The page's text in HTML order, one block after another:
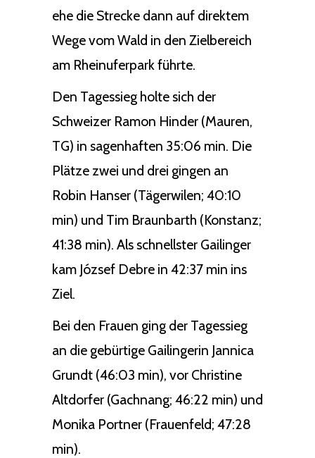
ehe die Strecke dann auf direktem
Wege vom Wald in den Zielbereich
am Rheinuferpark führte.
Den Tagessieg holte sich der
Schweizer Ramon Hinder (Mauren,
TG) in sagenhaften 35:06 min. Die
Plätze zwei und drei gingen an
Robin Hanser (Tägerwilen; 40:10
min) und Tim Braunbarth (Konstanz;
41:38 min). Als schnellster Gailinger
kam József Debre in 42:37 min ins
Ziel.
Bei den Frauen ging der Tagessieg
an die gebürtige Gailingerin Jannica
Grundt (46:03 min), vor Christine
Altdorfer (Gachnang; 46:22 min) und
Monika Portner (Frauenfeld; 47:28
min).